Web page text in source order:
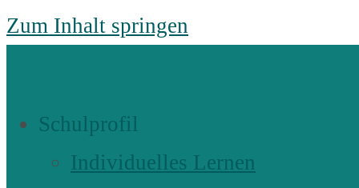
Zum Inhalt springen
Schulprofil
Individuelles Lernen